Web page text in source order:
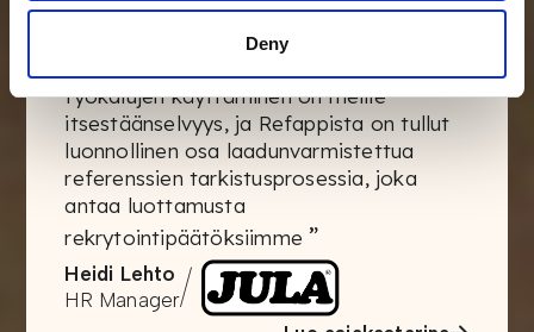
Deny
ja myös strategisten kumppanuuksien
luomista, jotka auttavat tekemään siitä
työkalujen käyttäminen on meille
itsestäänselvyys, ja Refappista on tullut
luonnollinen osa laadunvarmistettua
referenssien tarkistusprosessia, joka
antaa luottamusta
rekrytointipäätöksiimme”
Heidi Lehto
HR Manager/